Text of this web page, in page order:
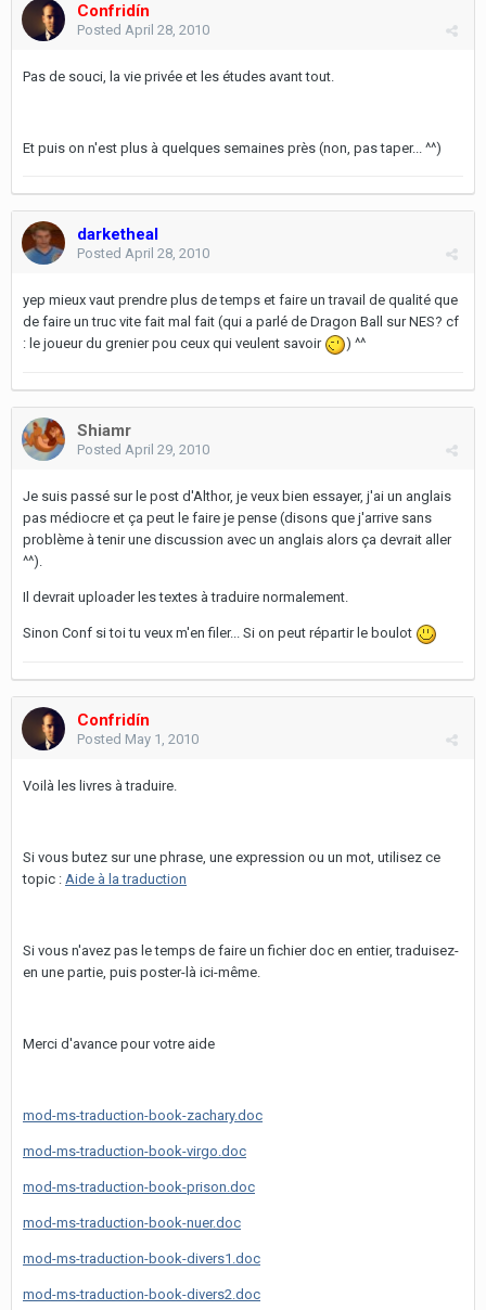
Confridín
Posted April 28, 2010
Pas de souci, la vie privée et les études avant tout.
Et puis on n'est plus à quelques semaines près (non, pas taper... ^^)
darketheal
Posted April 28, 2010
yep mieux vaut prendre plus de temps et faire un travail de qualité que
de faire un truc vite fait mal fait (qui a parlé de Dragon Ball sur NES? cf
: le joueur du grenier pou ceux qui veulent savoir
) ^^
Shiamr
Posted April 29, 2010
Je suis passé sur le post d'Althor, je veux bien essayer, j'ai un anglais
pas médiocre et ça peut le faire je pense (disons que j'arrive sans
problème à tenir une discussion avec un anglais alors ça devrait aller
^^).
Il devrait uploader les textes à traduire normalement.
Sinon Conf si toi tu veux m'en filer... Si on peut répartir le boulot
Confridín
Posted May 1, 2010
Voilà les livres à traduire.
Si vous butez sur une phrase, une expression ou un mot, utilisez ce
topic : Aide à la traduction
Si vous n'avez pas le temps de faire un fichier doc en entier, traduisez-
en une partie, puis poster-là ici-même.
Merci d'avance pour votre aide
mod-ms-traduction-book-zachary.doc
mod-ms-traduction-book-virgo.doc
mod-ms-traduction-book-prison.doc
mod-ms-traduction-book-nuer.doc
mod-ms-traduction-book-divers1.doc
mod-ms-traduction-book-divers2.doc